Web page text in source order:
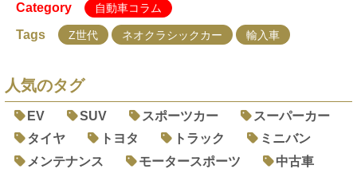
Category 自動車コラム
Tags Z世代 ネオクラシックカー 輸入車
人気のタグ
EV SUV スポーツカー
スーパーカー
タイヤ
トヨタ トラック
ミニバン
メンテナンス
モータースポーツ
中古車